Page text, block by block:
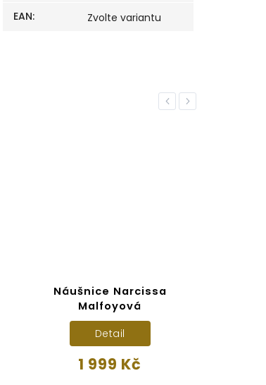
EAN: Zvolte variantu
Previous
Náušnice Narcissa
Malfoyová
1 999 Kč
Detail
Next